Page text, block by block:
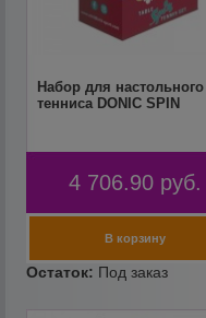
Набор для настольного
тенниса DONIC SPIN
4 706.90 руб.